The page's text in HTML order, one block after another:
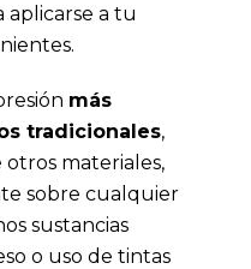
a tu
más
tradicionales,
materiales,
sobre cualquier
sustancias
o uso de tintas